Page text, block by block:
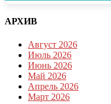
АРХИВ
Август 2026
Июль 2026
Июнь 2026
Май 2026
Апрель 2026
Март 2026